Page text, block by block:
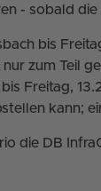
- sobald
bis
zum Teil
Freitag,
kann;
die DB